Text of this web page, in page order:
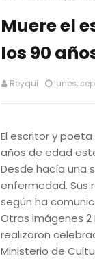
Muere el
los 90
Reyqui lunes,
El escritor y poeta
años de edad
Desde hacía una
enfermedad. Sus
según ha
Otras imágenes
realizaron
Ministerio de